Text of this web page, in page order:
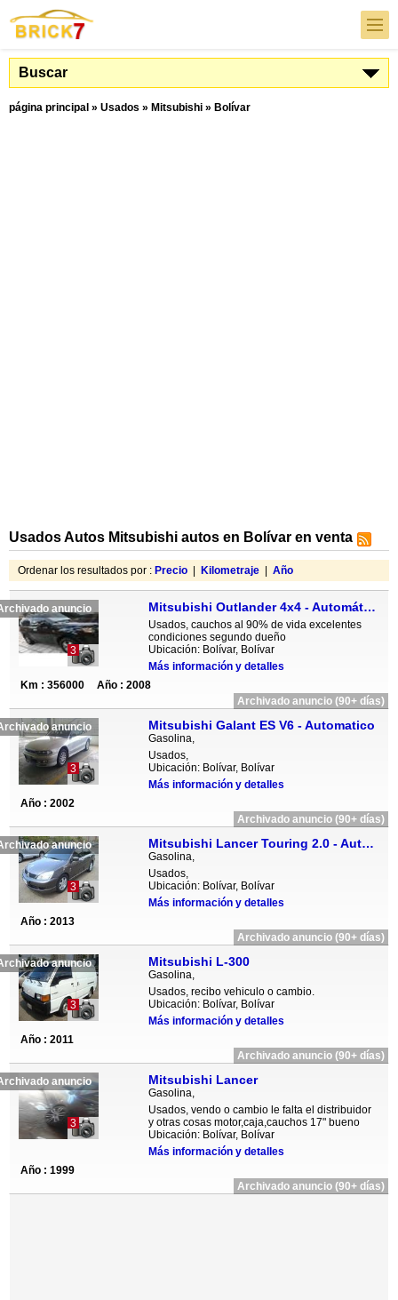
Buscar
página principal » Usados » Mitsubishi » Bolívar
Usados Autos Mitsubishi autos en Bolívar en venta
Ordenar los resultados por : Precio Kilometraje Año
anuncio
3
Mitsubishi Outlander 4x4 - Automática
Usados, cauchos al 90% de vida excelentes
condiciones segundo dueño
Ubicación: Bolívar, Bolívar
Más información y detalles
Km : 356000
Año : 2008
Archivado anuncio (90+ días)
anuncio
3
Mitsubishi Galant ES V6 - Automatico
Gasolina,
Usados,
Ubicación: Bolívar, Bolívar
Más información y detalles
Año : 2002
Archivado anuncio (90+ días)
anuncio
3
Mitsubishi Lancer Touring 2.0 - Automatico
Gasolina,
Usados,
Ubicación: Bolívar, Bolívar
Más información y detalles
Año : 2013
Archivado anuncio (90+ días)
anuncio
3
Mitsubishi L-300
Gasolina,
Usados, recibo vehiculo o cambio.
Ubicación: Bolívar, Bolívar
Más información y detalles
Año : 2011
Archivado anuncio (90+ días)
anuncio
3
Mitsubishi Lancer
Gasolina,
Usados, vendo o cambio le falta el distribuidor
y otras cosas motor,caja,cauchos 17" bueno
Ubicación: Bolívar, Bolívar
Más información y detalles
Año : 1999
Archivado anuncio (90+ días)